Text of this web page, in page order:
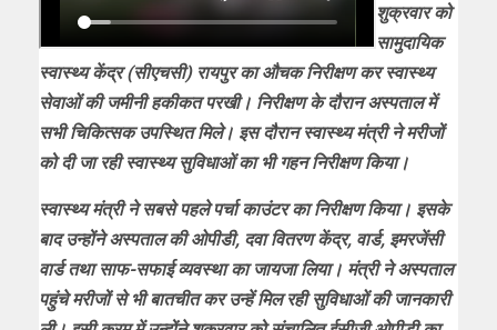
शुक्रवार को
सामुदायिक
स्वास्थ्य केंद्र (सीएचसी) रायपुर का औचक निरीक्षण कर स्वास्थ्य
सेवाओं की जमीनी हकीकत परखी। निरीक्षण के दौरान अस्पताल में
सभी चिकित्सक उपस्थित मिले। इस दौरान स्वास्थ्य मंत्री ने मरीजों
को दी जा रही स्वास्थ्य सुविधाओं का भी गहन निरीक्षण किया।
स्वास्थ्य मंत्री ने सबसे पहले पर्चा काउंटर का निरीक्षण किया। इसके
बाद उन्होंने अस्पताल की ओपीडी, दवा वितरण केंद्र, वार्ड, इमरजेंसी
वार्ड तथा साफ-सफाई व्यवस्था का जायजा लिया। मंत्री ने अस्पताल
पहुंचे मरीजों से भी बातचीत कर उन्हें मिल रही सुविधाओं की जानकारी